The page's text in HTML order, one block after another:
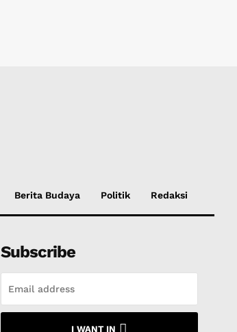
Berita Budaya Politik Redaksi
Subscribe
I WANT IN